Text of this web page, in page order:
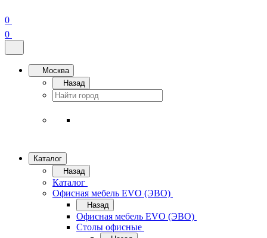
0
0
Москва
Назад
Каталог
Назад
Каталог
Офисная мебель EVO (ЭВО)
Назад
Офисная мебель EVO (ЭВО)
Cтолы офисные